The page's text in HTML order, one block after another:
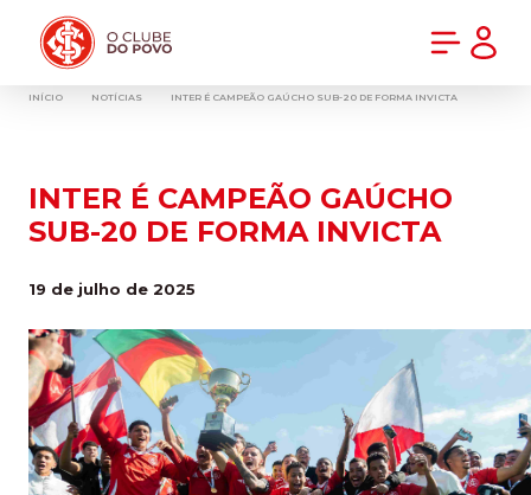
INÍCIO NOTÍCIAS INTER É CAMPEÃO GAÚCHO SUB-20 DE FORMA INVICTA
INTER É CAMPEÃO GAÚCHO
SUB-20 DE FORMA INVICTA
19 de julho de 2025